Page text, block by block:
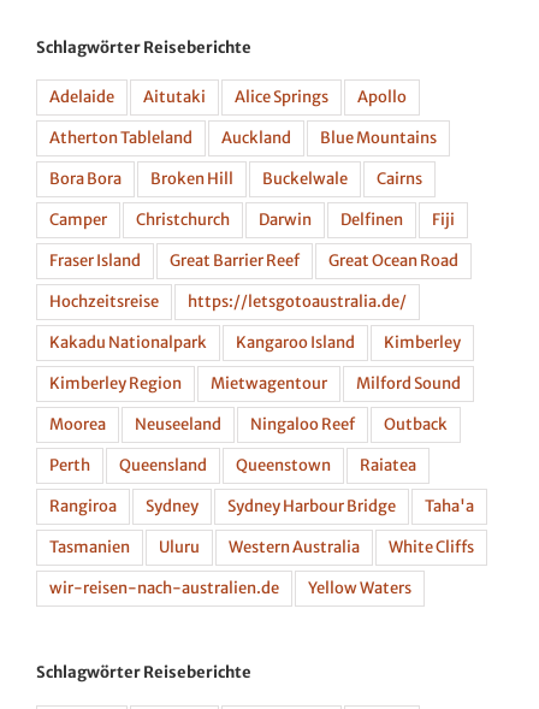
Schlagwörter Reiseberichte
Adelaide Aitutaki Alice Springs
Apollo
Atherton Tableland
Auckland
Blue Mountains
Bora Bora
Broken Hill Buckelwale
Cairns
Camper
Christchurch Darwin Delfinen
Fiji
Fraser Island
Great Barrier Reef
Great Ocean Road
Hochzeitsreise
https://letsgotoaustralia.de/
Kakadu Nationalpark
Kangaroo Island
Kimberley
Kimberley Region
Mietwagentour
Milford Sound
Moorea
Neuseeland Ningaloo Reef
Outback
Perth
Queensland Queenstown
Raiatea
Rangiroa
Sydney Sydney Harbour Bridge
Taha'a
Tasmanien
Uluru Western Australia
White Cliffs
wir-reisen-nach-australien.de
Yellow Waters
Schlagwörter Reiseberichte